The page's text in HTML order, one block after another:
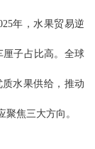
年，水果贸易逆
厘子占比高。全球
水果供给，推动
焦三大方向。